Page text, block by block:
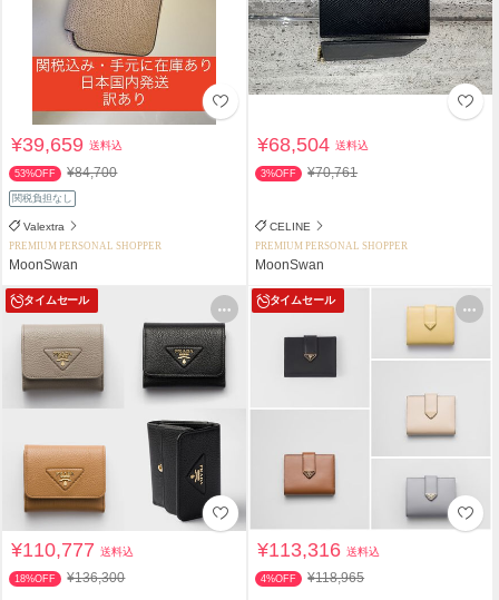
¥39,659送料込
53%OFF ¥84,700
関税負担なし
Valextra
PREMIUM PERSONAL SHOPPER
MoonSwan
¥68,504送料込
3%OFF ¥70,761
CELINE
PREMIUM PERSONAL SHOPPER
MoonSwan
タイムセール
¥110,777送料込
18%OFF ¥136,300
タイムセール
¥113,316送料込
4%OFF ¥118,965